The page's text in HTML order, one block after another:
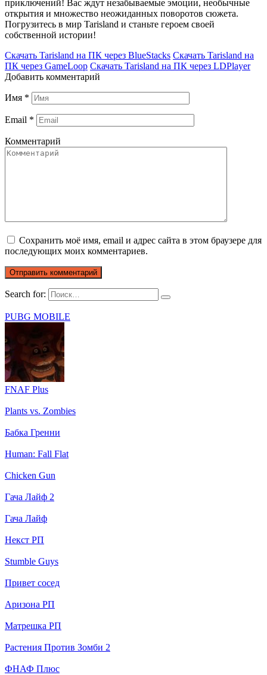
приключений! Вас ждут незабываемые эмоции, необычные
открытия и множество неожиданных поворотов сюжета.
Погрузитесь в мир Tarisland и станьте героем своей
собственной истории!
Скачать Tarisland на ПК через BlueStacks Скачать Tarisland на
ПК через GameLoop Скачать Tarisland на ПК через LDPlayer
Добавить комментарий
Имя *
Email *
Комментарий
Сохранить моё имя, email и адрес сайта в этом браузере для
последующих моих комментариев.
Search for:
PUBG MOBILE
FNAF Plus
Plants vs. Zombies
Бабка Гренни
Human: Fall Flat
Chicken Gun
Гача Лайф 2
Гача Лайф
Некст РП
Stumble Guys
Привет сосед
Аризона РП
Матрешка РП
Растения Против Зомби 2
ФНАФ Плюс